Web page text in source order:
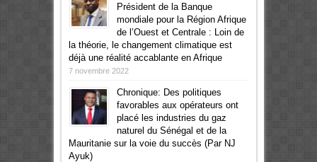
Président de la Banque
mondiale pour la Région Afrique
de l’Ouest et Centrale : Loin de
la théorie, le changement climatique est
déjà une réalité accablante en Afrique
7 novembre 2022
Chronique: Des politiques
favorables aux opérateurs ont
placé les industries du gaz
naturel du Sénégal et de la
Mauritanie sur la voie du succès (Par NJ
Ayuk)